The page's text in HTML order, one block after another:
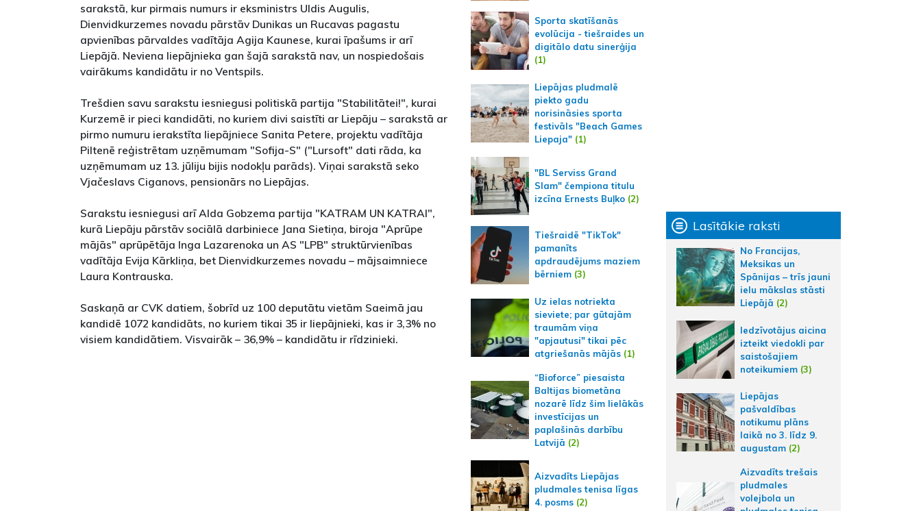
sarakstā, kur pirmais numurs ir eksministrs Uldis Augulis,
Dienvidkurzemes novadu pārstāv Dunikas un Rucavas pagastu
apvienības pārvaldes vadītāja Agija Kaunese, kurai īpašums ir arī
Liepājā. Neviena liepājnieka gan šajā sarakstā nav, un nospiedošais
vairākums kandidātu ir no Ventspils.
Trešdien savu sarakstu iesniegusi politiskā partija "Stabilitātei!", kurai
Kurzemē ir pieci kandidāti, no kuriem divi saistīti ar Liepāju – sarakstā ar
pirmo numuru ierakstīta liepājniece Sanita Petere, projektu vadītāja
Piltenē reģistrētam uzņēmumam "Sofija-S" ("Lursoft" dati rāda, ka
uzņēmumam uz 13. jūliju bijis nodokļu parāds). Viņai sarakstā seko
Vjačeslavs Ciganovs, pensionārs no Liepājas.
Sarakstu iesniegusi arī Alda Gobzema partija "KATRAM UN KATRAI",
kurā Liepāju pārstāv sociālā darbiniece Jana Sietiņa, biroja "Aprūpe
mājās" aprūpētāja Inga Lazarenoka un AS "LPB" struktūrvienības
vadītāja Evija Kārkliņa, bet Dienvidkurzemes novadu – mājsaimniece
Laura Kontrauska.
Saskaņā ar CVK datiem, šobrīd uz 100 deputātu vietām Saeimā jau
kandidē 1072 kandidāts, no kuriem tikai 35 ir liepājnieki, kas ir 3,3% no
visiem kandidātiem. Visvairāk – 36,9% – kandidātu ir rīdzinieki.
Sporta skatīšanās
evolūcija - tiešraides un
digitālo datu sinerģija
(1)
Liepājas pludmalē
piekto gadu
norisināsies sporta
festivāls "Beach Games
Liepaja"(1)
"BL Serviss Grand
Slam" čempiona titulu
izcīna Ernests Buļko(2)
Tiešraidē "TikTok"
pamanīts
apdraudējums maziem
bērniem(3)
Uz ielas notriekta
sieviete; par gūtajām
traumām viņa
"apjautusi" tikai pēc
atgriešanās mājās(1)
“Bioforce” piesaista
Baltijas biometāna
nozarē līdz šim lielākās
investīcijas un
paplašinās darbību
Latvijā (2)
Aizvadīts Liepājas
pludmales tenisa līgas
4. posms(2)
Lasītākie raksti
No Francijas,
Meksikas un
Spānijas – trīs jauni
ielu mākslas stāsti
Liepājā (2)
Iedzīvotājus aicina
izteikt viedokli par
saistošajiem
noteikumiem (3)
Liepājas
pašvaldības
notikumu plāns
laikā no 3. līdz 9.
augustam (2)
Aizvadīts trešais
pludmales
volejbola un